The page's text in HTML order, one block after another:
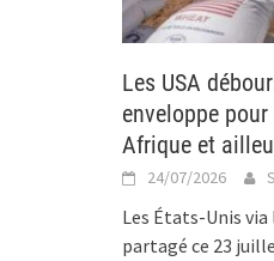
Les USA
enveloppe
Afrique et
24/07/2026
Les États-Unis
partagé ce 23